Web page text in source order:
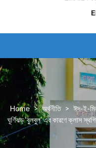
Home > অর্থনীতি > ঈদ-ই-
ঘূর্ণিঝড় ‘বুলবুল’ এর কারণে ক্লাস